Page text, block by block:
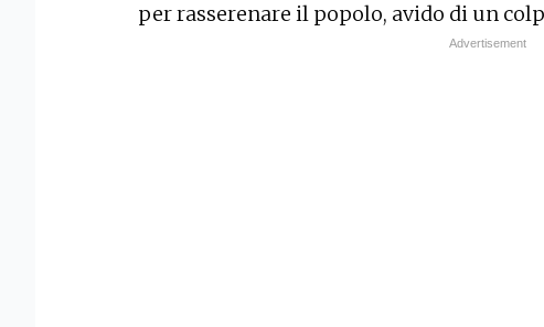
per rasserenare il popolo, avido di un